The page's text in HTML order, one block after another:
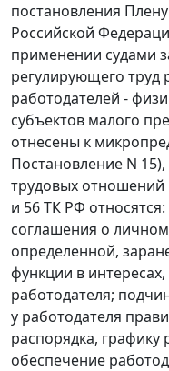
постановления
Российской
применении судами
регулирующего
работодателей -
субъектов малого
отнесены к
Постановление N
трудовых отношений
и 56 ТК РФ
соглашения о
определенной,
функции в
работодателя;
у работодателя
распорядка, графику
обеспечение